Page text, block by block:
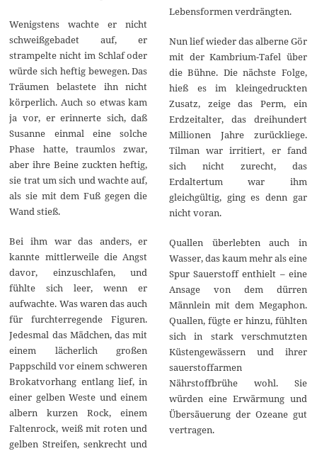
Wenigstens wachte er nicht
schweißgebadet auf, er
strampelte nicht im Schlaf oder
würde sich heftig bewegen. Das
Träumen belastete ihn nicht
körperlich. Auch so etwas kam
ja vor, er erinnerte sich, daß
Susanne einmal eine solche
Phase hatte, traumlos zwar,
aber ihre Beine zuckten heftig,
sie trat um sich und wachte auf,
als sie mit dem Fuß gegen die
Wand stieß.
Bei ihm war das anders, er
kannte mittlerweile die Angst
davor, einzuschlafen, und
fühlte sich leer, wenn er
aufwachte. Was waren das auch
für furchterregende Figuren.
Jedesmal das Mädchen, das mit
einem lächerlich großen
Pappschild vor einem schweren
Brokatvorhang entlang lief, in
einer gelben Weste und einem
albern kurzen Rock, einem
Faltenrock, weiß mit roten und
gelben Streifen, senkrecht und
Lebensformen verdrängten.
Nun lief wieder das alberne Gör
mit der Kambrium-Tafel über
die Bühne. Die nächste Folge,
hieß es im kleingedruckten
Zusatz, zeige das Perm, ein
Erdzeitalter, das dreihundert
Millionen Jahre zurückliege.
Tilman war irritiert, er fand
sich nicht zurecht, das
Erdaltertum war ihm
gleichgültig, ging es denn gar
nicht voran.
Quallen überlebten auch in
Wasser, das kaum mehr als eine
Spur Sauerstoff enthielt – eine
Ansage von dem dürren
Männlein mit dem Megaphon.
Quallen, fügte er hinzu, fühlten
sich in stark verschmutzten
Küstengewässern und ihrer
sauerstoffarmen
Nährstoffbrühe wohl. Sie
würden eine Erwärmung und
Übersäuerung der Ozeane gut
vertragen.